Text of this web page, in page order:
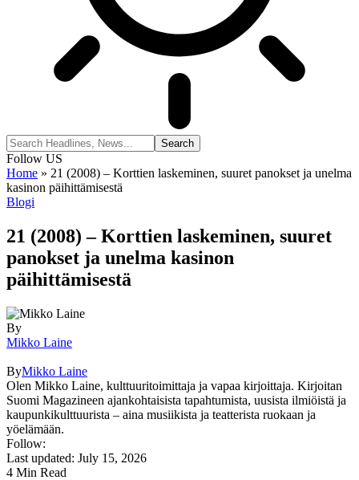
Follow US
Home » 21 (2008) – Korttien laskeminen, suuret panokset ja unelma
kasinon päihittämisestä
Blogi
21 (2008) – Korttien laskeminen, suuret
panokset ja unelma kasinon
päihittämisestä
By
Mikko Laine
ByMikko Laine
Olen Mikko Laine, kulttuuritoimittaja ja vapaa kirjoittaja. Kirjoitan
Suomi Magazineen ajankohtaisista tapahtumista, uusista ilmiöistä ja
kaupunkikulttuurista – aina musiikista ja teatterista ruokaan ja
yöelämään.
Follow:
Last updated: July 15, 2026
4 Min Read